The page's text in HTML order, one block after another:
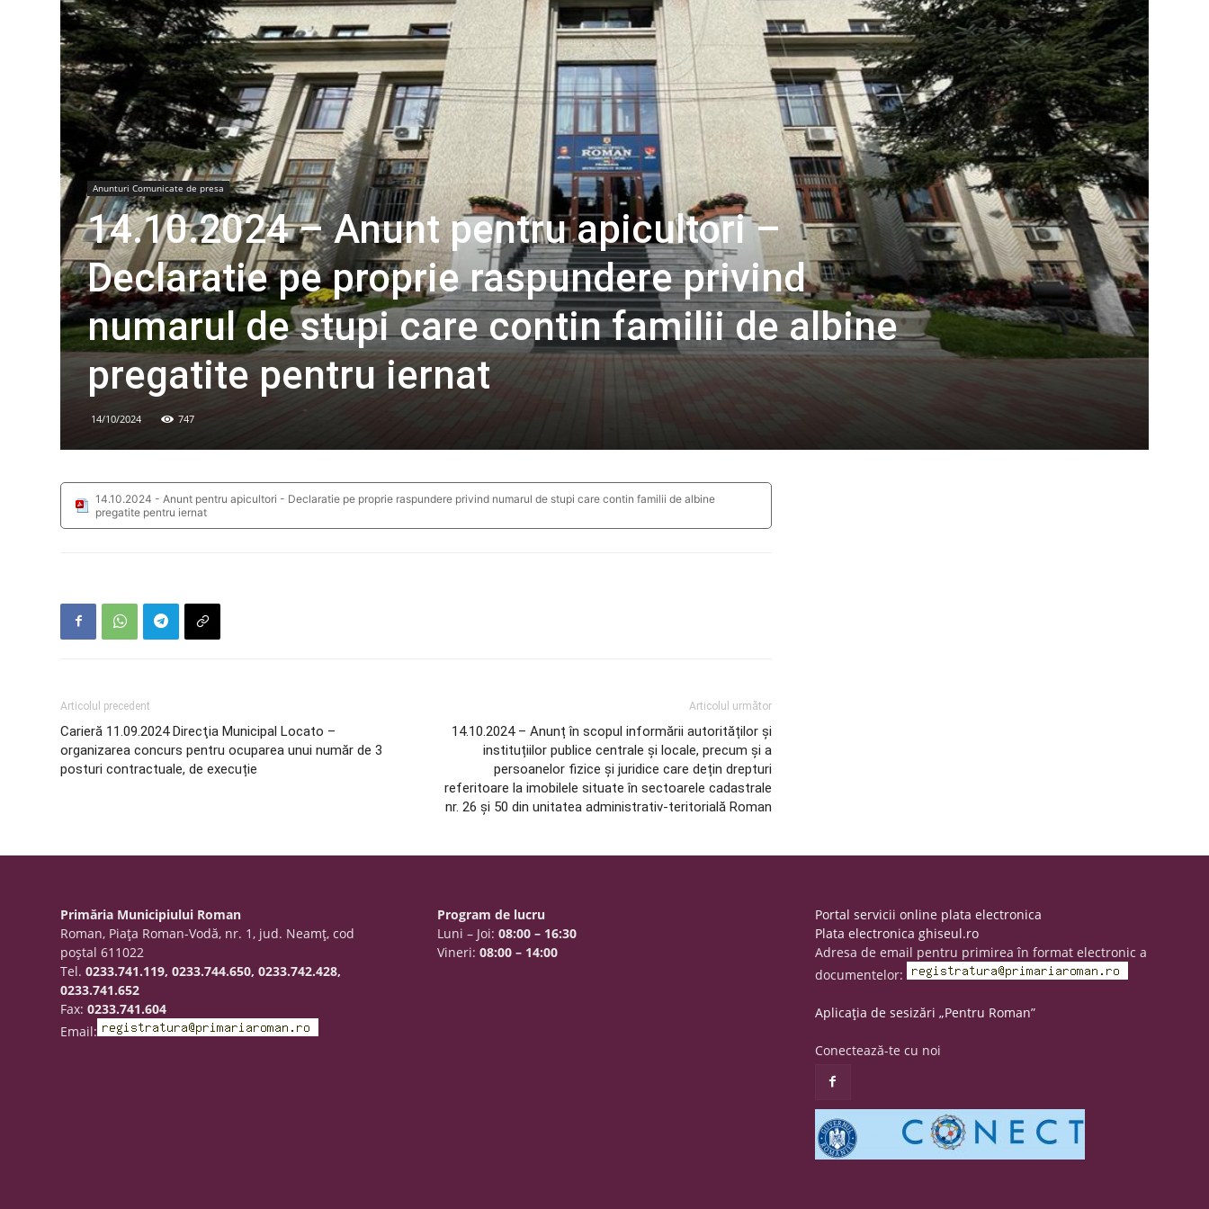
Anunturi Comunicate de presa
14.10.2024 – Anunt pentru apicultori –
Declaratie pe proprie raspundere privind
numarul de stupi care contin familii de albine
pregatite pentru iernat
14/10/2024 747
14.10.2024 - Anunt pentru apicultori - Declaratie pe proprie raspundere privind numarul de stupi care contin familii de albine
pregatite pentru iernat
Articolul precedent
Carieră 11.09.2024 Direcţia Municipal Locato –
organizarea concurs pentru ocuparea unui număr de 3
posturi contractuale, de execuție
Articolul următor
14.10.2024 – Anunț în scopul informării autorităților și
instituțiilor publice centrale și locale, precum și a
persoanelor fizice și juridice care dețin drepturi
referitoare la imobilele situate în sectoarele cadastrale
nr. 26 și 50 din unitatea administrativ-teritorială Roman
Primăria Municipiului Roman
Roman, Piaţa Roman-Vodă, nr. 1, jud. Neamţ, cod
poştal 611022
Tel.0233.741.119, 0233.744.650, 0233.742.428,
0233.741.652
Fax:0233.741.604
Email:
Program de lucru
Luni – Joi:08:00 – 16:30
Vineri:08:00 – 14:00
Portal servicii online plata electronica
Plata electronica ghiseul.ro
Adresa de email pentru primirea în format electronic a
documentelor:
Aplicația de sesizări „Pentru Roman”
Conectează-te cu noi